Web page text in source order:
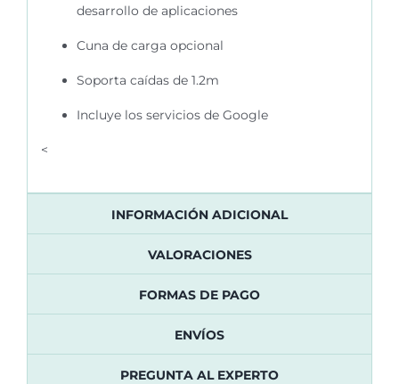
desarrollo de aplicaciones
Cuna de carga opcional
Soporta caídas de 1.2m
Incluye los servicios de Google
<
INFORMACIÓN ADICIONAL
VALORACIONES
FORMAS DE PAGO
ENVÍOS
PREGUNTA AL EXPERTO